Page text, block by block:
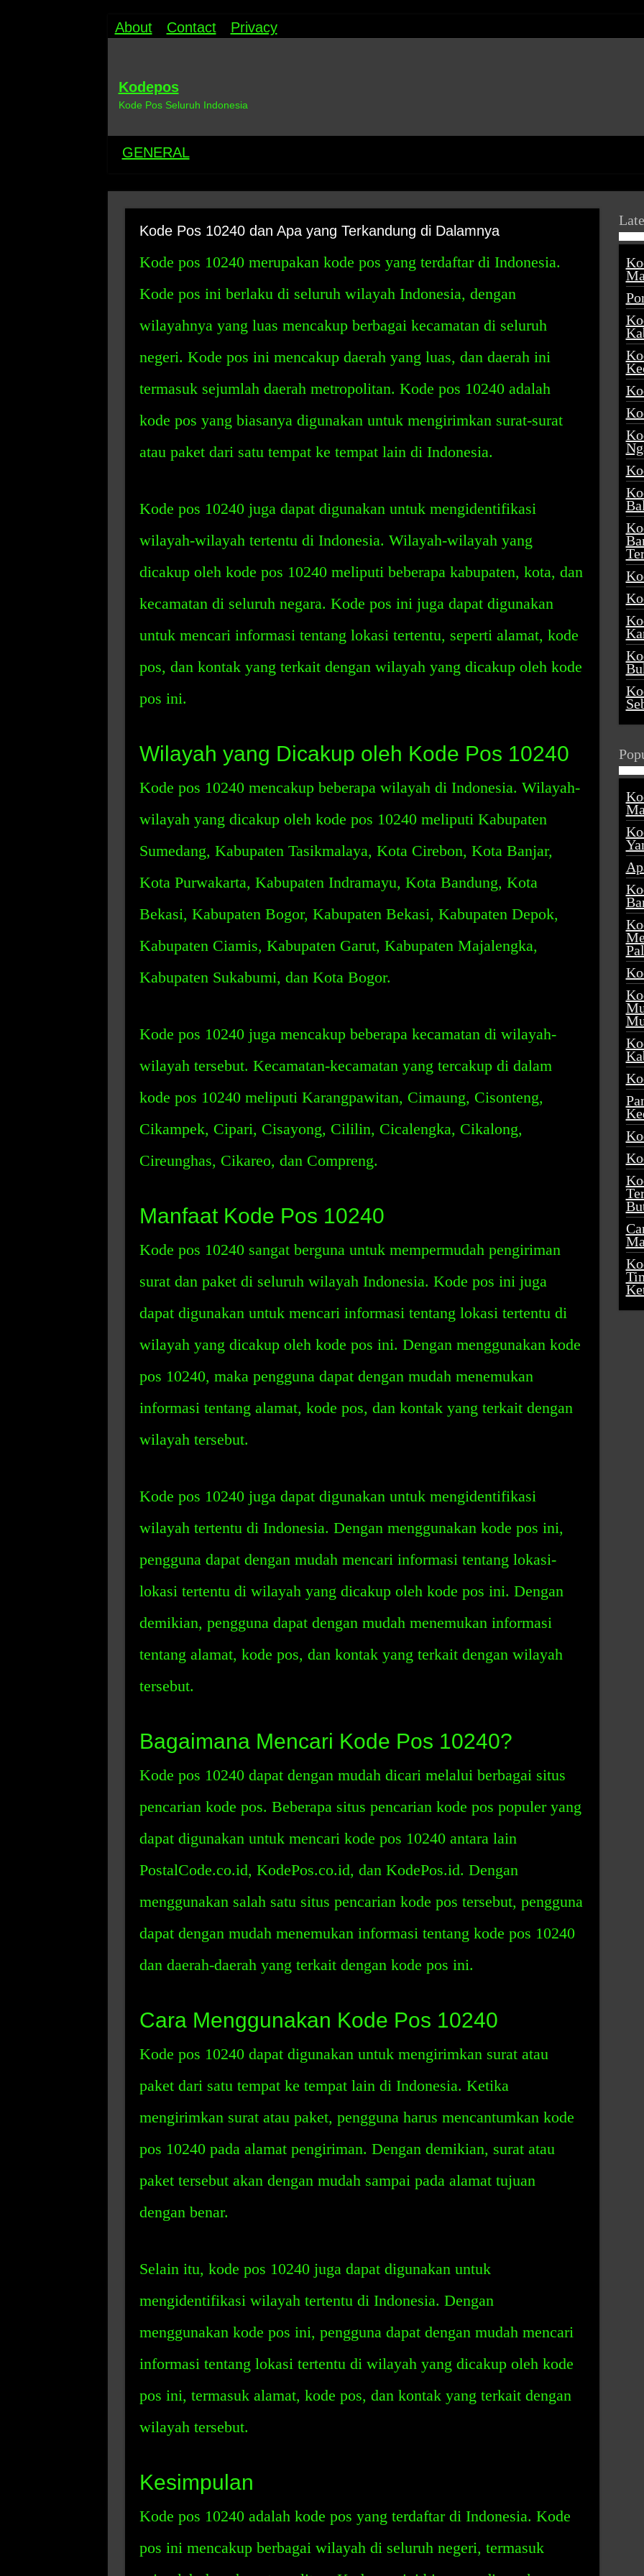
About Contact Privacy
Kodepos
Kode Pos Seluruh Indonesia
GENERAL
Kode Pos 10240 dan Apa yang Terkandung di Dalamnya
Kode pos 10240 merupakan kode pos yang terdaftar di Indonesia.
Kode pos ini berlaku di seluruh wilayah Indonesia, dengan
wilayahnya yang luas mencakup berbagai kecamatan di seluruh
negeri. Kode pos ini mencakup daerah yang luas, dan daerah ini
termasuk sejumlah daerah metropolitan. Kode pos 10240 adalah
kode pos yang biasanya digunakan untuk mengirimkan surat-surat
atau paket dari satu tempat ke tempat lain di Indonesia.
Kode pos 10240 juga dapat digunakan untuk mengidentifikasi
wilayah-wilayah tertentu di Indonesia. Wilayah-wilayah yang
dicakup oleh kode pos 10240 meliputi beberapa kabupaten, kota, dan
kecamatan di seluruh negara. Kode pos ini juga dapat digunakan
untuk mencari informasi tentang lokasi tertentu, seperti alamat, kode
pos, dan kontak yang terkait dengan wilayah yang dicakup oleh kode
pos ini.
Wilayah yang Dicakup oleh Kode Pos 10240
Kode pos 10240 mencakup beberapa wilayah di Indonesia. Wilayah-
wilayah yang dicakup oleh kode pos 10240 meliputi Kabupaten
Sumedang, Kabupaten Tasikmalaya, Kota Cirebon, Kota Banjar,
Kota Purwakarta, Kabupaten Indramayu, Kota Bandung, Kota
Bekasi, Kabupaten Bogor, Kabupaten Bekasi, Kabupaten Depok,
Kabupaten Ciamis, Kabupaten Garut, Kabupaten Majalengka,
Kabupaten Sukabumi, dan Kota Bogor.
Kode pos 10240 juga mencakup beberapa kecamatan di wilayah-
wilayah tersebut. Kecamatan-kecamatan yang tercakup di dalam
kode pos 10240 meliputi Karangpawitan, Cimaung, Cisonteng,
Cikampek, Cipari, Cisayong, Cililin, Cicalengka, Cikalong,
Cireunghas, Cikareo, dan Compreng.
Manfaat Kode Pos 10240
Kode pos 10240 sangat berguna untuk mempermudah pengiriman
surat dan paket di seluruh wilayah Indonesia. Kode pos ini juga
dapat digunakan untuk mencari informasi tentang lokasi tertentu di
wilayah yang dicakup oleh kode pos ini. Dengan menggunakan kode
pos 10240, maka pengguna dapat dengan mudah menemukan
informasi tentang alamat, kode pos, dan kontak yang terkait dengan
wilayah tersebut.
Kode pos 10240 juga dapat digunakan untuk mengidentifikasi
wilayah tertentu di Indonesia. Dengan menggunakan kode pos ini,
pengguna dapat dengan mudah mencari informasi tentang lokasi-
lokasi tertentu di wilayah yang dicakup oleh kode pos ini. Dengan
demikian, pengguna dapat dengan mudah menemukan informasi
tentang alamat, kode pos, dan kontak yang terkait dengan wilayah
tersebut.
Bagaimana Mencari Kode Pos 10240?
Kode pos 10240 dapat dengan mudah dicari melalui berbagai situs
pencarian kode pos. Beberapa situs pencarian kode pos populer yang
dapat digunakan untuk mencari kode pos 10240 antara lain
PostalCode.co.id, KodePos.co.id, dan KodePos.id. Dengan
menggunakan salah satu situs pencarian kode pos tersebut, pengguna
dapat dengan mudah menemukan informasi tentang kode pos 10240
dan daerah-daerah yang terkait dengan kode pos ini.
Cara Menggunakan Kode Pos 10240
Kode pos 10240 dapat digunakan untuk mengirimkan surat atau
paket dari satu tempat ke tempat lain di Indonesia. Ketika
mengirimkan surat atau paket, pengguna harus mencantumkan kode
pos 10240 pada alamat pengiriman. Dengan demikian, surat atau
paket tersebut akan dengan mudah sampai pada alamat tujuan
dengan benar.
Selain itu, kode pos 10240 juga dapat digunakan untuk
mengidentifikasi wilayah tertentu di Indonesia. Dengan
menggunakan kode pos ini, pengguna dapat dengan mudah mencari
informasi tentang lokasi tertentu di wilayah yang dicakup oleh kode
pos ini, termasuk alamat, kode pos, dan kontak yang terkait dengan
wilayah tersebut.
Kesimpulan
Kode pos 10240 adalah kode pos yang terdaftar di Indonesia. Kode
pos ini mencakup berbagai wilayah di seluruh negeri, termasuk